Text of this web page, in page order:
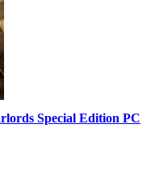
Special Edition PC